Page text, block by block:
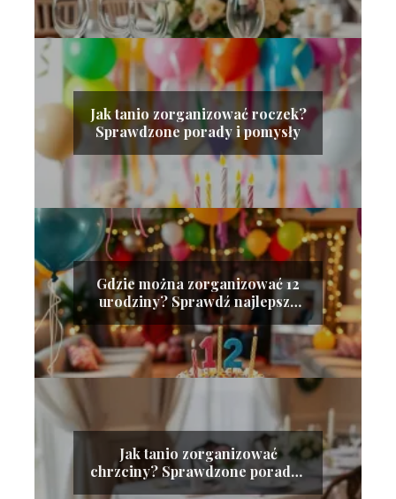
Jak tanio zorganizować roczek?
Sprawdzone porady i pomysły
Gdzie można zorganizować 12
urodziny? Sprawdź najlepsze
miejsca!
Jak tanio zorganizować
chrzciny? Sprawdzone porady i
wskazówki